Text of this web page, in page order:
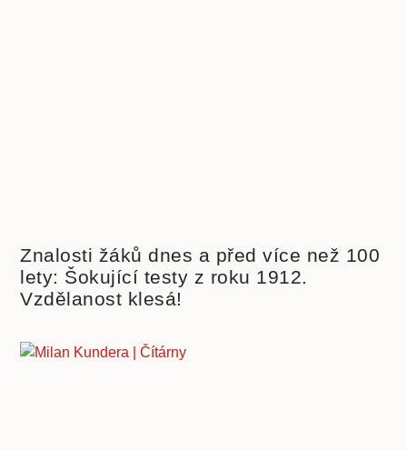
Znalosti žáků dnes a před více než 100
lety: Šokující testy z roku 1912.
Vzdělanost klesá!